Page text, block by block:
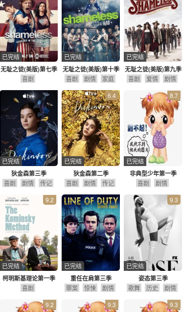
无耻之徒(美版)第七季
已完结
喜剧
无耻之徒(美版)第十季
已完结
喜剧 剧情 家庭
无耻之徒(美版)第九季
已完结
喜剧 爱情 剧情
狄金森第三季
已完结
喜剧 剧情 传记
狄金森第二季
6.4
已完结
喜剧 剧情 传记
非典型少年第一季
8.7
已完结
喜剧 剧情
柯明斯基理论第一季
9.2
已完结
喜剧
重任在肩第三季
已完结
罪案 惊悚 剧情
姿态第三季
9.3
已完结
歌舞 历史 剧情
9.2 9.3 9.3